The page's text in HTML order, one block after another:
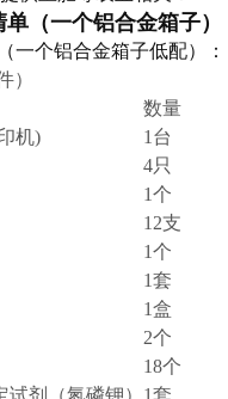
（一个铝合金箱子）
一个铝合金箱子低配）：
）
数量
机)
1台
4只
1个
12支
1个
1套
1盒
2个
18个
剂（氮磷钾） 1套